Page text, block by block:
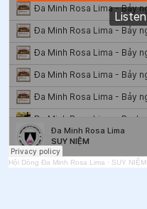
Hội Dòng Đa Minh Rosa Lima · SUY NIỆM